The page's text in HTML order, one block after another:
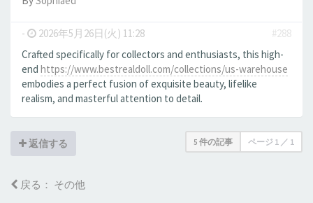
- 2026年5月26日(火) 11:28
#288
Crafted specifically for collectors and enthusiasts, this high-
end https://www.bestrealdoll.com/collections/us-warehouse
embodies a perfect fusion of exquisite beauty, lifelike
realism, and masterful attention to detail.
返信する 5 件の記事 ページ 1 ／ 1
戻る： その他